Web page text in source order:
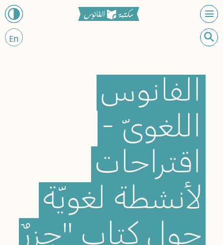
En
الفانوس
اللغويّ -
اقتراحات
لأنشطة لغويّة
حول كتاب "جزرٌ